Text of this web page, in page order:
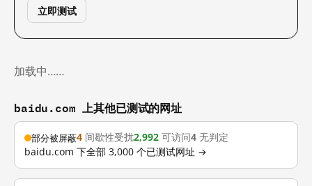
立即测试
加载中……
baidu.com 上其他已测试的网址
部分被屏蔽4 间歇性受扰2,992 可访问4 无判定
baidu.com 下全部 3,000 个已测试网址 →